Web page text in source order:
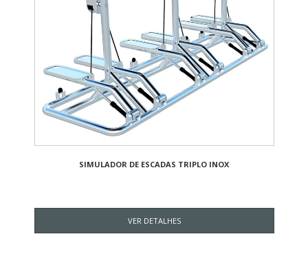
SIMULADOR DE ESCADAS TRIPLO INOX
VER DETALHES